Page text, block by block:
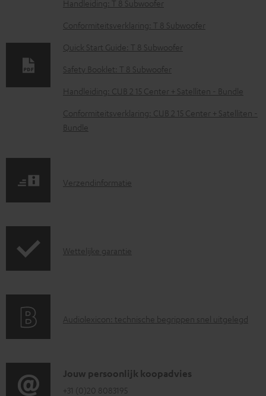
D
o
l
o
a
d
c
n
Handleiding: T 8 Subwoofer
Conformiteitsverklaring: T 8 Subwoofer
Quick Start Guide: T 8 Subwoofer
Safety Booklet: T 8 Subwoofer
Handleiding: CUB 2 15 Center + Satelliten - Bundle
Conformiteitsverklaring: CUB 2 15 Center + Satelliten -
Bundle
V
e
n
r
Verzendinformatie
G
n
e
Wettelijke garantie
A
i
o
Audiolexicon: technische begrippen snel uitgelegd
C
Jouw persoonlijk koopadvies
+31 (0)20 8083195